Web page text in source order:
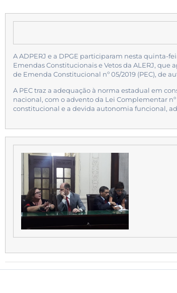
A ADPERJ e a DPGE participaram nesta quinta-
Emendas Constitucionais e Vetos da ALERJ, que
de Emenda Constitucional nº 05/2019 (PEC), de
A PEC traz a adequação à norma estadual em
nacional, com o advento da Lei Complementar
constitucional e a devida autonomia funcional,